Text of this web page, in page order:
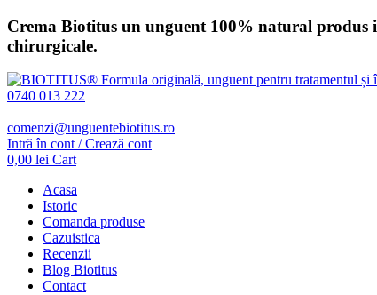
Sari
la
conținut
Crema Biotitus un unguent 100% natural
chirurgicale.
0740 013 222
comenzi@unguentebiotitus.ro
Intră în cont / Crează cont
0,00 lei Cart
Acasa
Istoric
Comanda produse
Cazuistica
Recenzii
Blog Biotitus
Contact